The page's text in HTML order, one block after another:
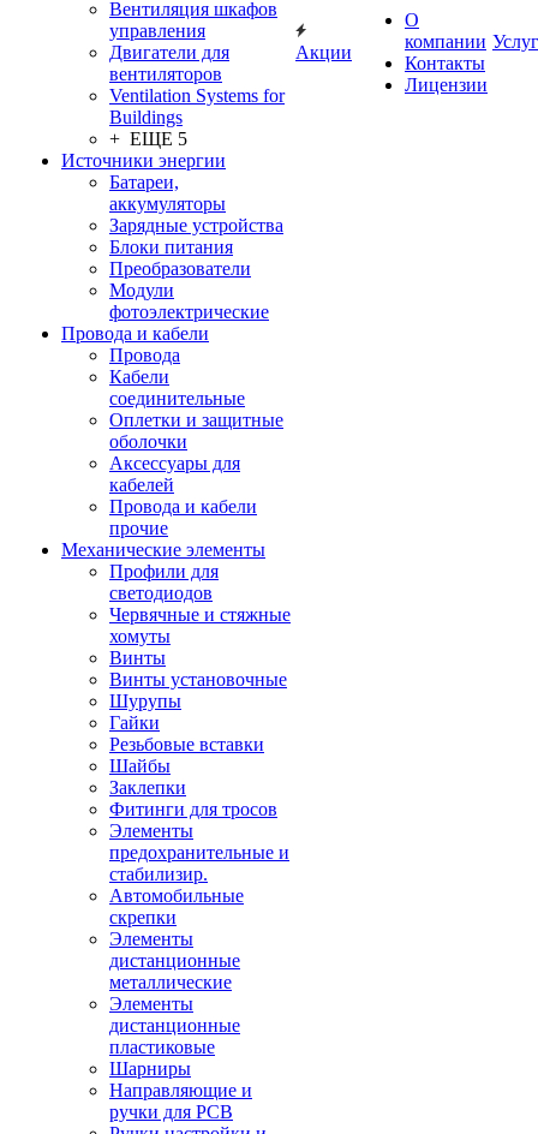
Вентиляция шкафов
управления
Двигатели для
вентиляторов
Ventilation Systems for
Buildings
+ ЕЩЕ 5
Источники энергии
Батареи,
аккумуляторы
Зарядные устройства
Блоки питания
Преобразователи
Модули
фотоэлектрические
Провода и кабели
Провода
Кабели
соединительные
Оплетки и защитные
оболочки
Аксессуары для
кабелей
Провода и кабели
прочие
Механические элементы
Профили для
светодиодов
Червячные и стяжные
хомуты
Винты
Винты установочные
Шурупы
Гайки
Резьбовые вставки
Шайбы
Заклепки
Фитинги для тросов
Элементы
предохранительные и
стабилизир.
Автомобильные
скрепки
Элементы
дистанционные
металлические
Элементы
дистанционные
пластиковые
Шарниры
Направляющие и
ручки для PCB
Акции
О
компании
Контакты
Лицензии